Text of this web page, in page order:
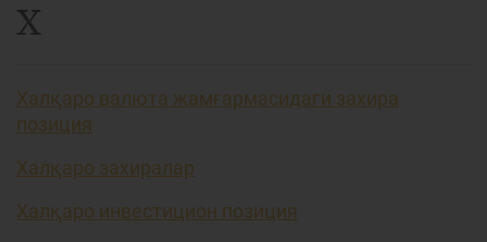
Х
Халқаро валюта жамғармасидаги захира
позиция
Халқаро захиралар
Халқаро инвестицион позиция